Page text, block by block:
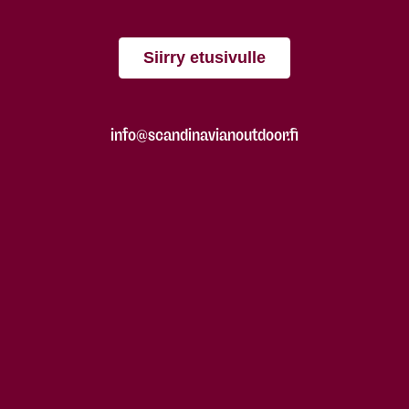
Siirry etusivulle
info@scandinavianoutdoor.fi